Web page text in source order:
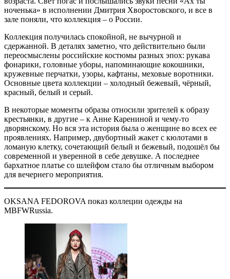
ноченька» в исполнении Дмитрия Хворостовского, и все в
зале поняли, что коллекция – о России.
Коллекция получилась спокойной, не вычурной и
сдержанной. В деталях заметно, что действительно были
переосмыслены российские костюмы разных эпох: рукава
фонарики, головные уборы, напоминающие кокошники,
кружевные перчатки, узоры, кафтаны, меховые воротники.
Основные цвета коллекции – холодный бежевый, чёрный,
красный, белый и серый.
В некоторые моменты образы относили зрителей к образу
крестьянки, в другие – к Анне Карениной и чему-то
дворянскому. Но вся эта история была о женщине во всех ее
проявлениях. Например, двубортный жакет с кюлотами в
ломаную клетку, сочетающий белый и бежевый, подошёл бы
современной и уверенной в себе девушке. А последнее
бархатное платье со шлейфом стало бы отличным выбором
для вечернего мероприятия.
OKSANA FEDOROVA показ коллеции одежды на
MBFWRussia.